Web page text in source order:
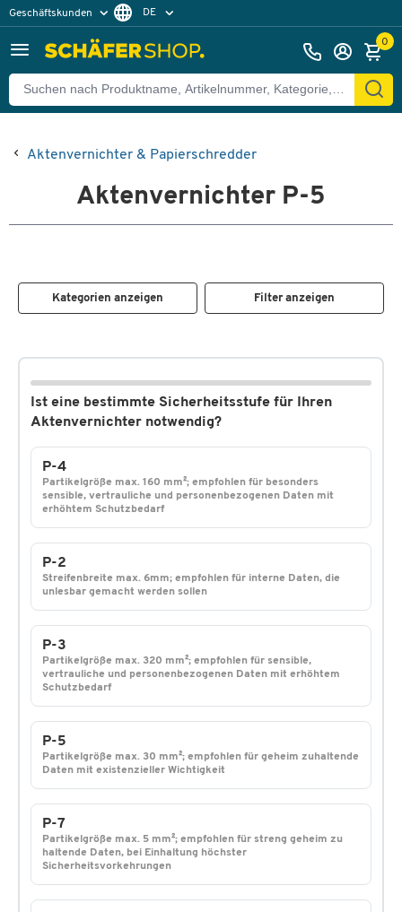
Geschäftskunden DE
0
Aktenvernichter & Papierschredder
Aktenvernichter P-5
Kategorien anzeigen Filter anzeigen
Ist eine bestimmte Sicherheitsstufe für Ihren
Aktenvernichter notwendig?
P-4
Partikelgröße max. 160 mm²; empfohlen für besonders
sensible, vertrauliche und personenbezogenen Daten mit
erhöhtem Schutzbedarf
P-2
Streifenbreite max. 6mm; empfohlen für interne Daten, die
unlesbar gemacht werden sollen
P-3
Partikelgröße max. 320 mm²; empfohlen für sensible,
vertrauliche und personenbezogenen Daten mit erhöhtem
Schutzbedarf
P-5
Partikelgröße max. 30 mm²; empfohlen für geheim zuhaltende
Daten mit existenzieller Wichtigkeit
P-7
Partikelgröße max. 5 mm²; empfohlen für streng geheim zu
haltende Daten, bei Einhaltung höchster
Sicherheitsvorkehrungen